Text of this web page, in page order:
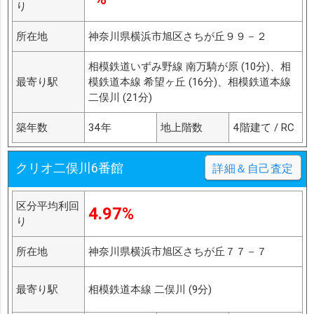
り
所在地 神奈川県横浜市旭区さちが丘９９－２
最寄り駅
相模鉄道いずみ野線 南万騎が原 (10分)、相
模鉄道本線 希望ヶ丘 (16分)、相模鉄道本線
二俣川 (21分)
築年数 34年 地上階数 4階建て / RC
クリオ二俣川6番館 詳細＆自己査定
区分平均利回
り
4.97%
所在地 神奈川県横浜市旭区さちが丘７７－７
最寄り駅 相模鉄道本線 二俣川 (9分)